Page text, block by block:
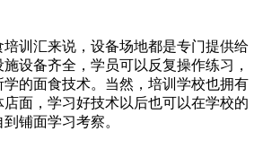
训汇来说，设备场地都是专门提供给
设备齐全，学员可以反复操作练习，
的面食技术。当然，培训学校也拥有
面，学习好技术以后也可以在学校的
铺面学习考察。